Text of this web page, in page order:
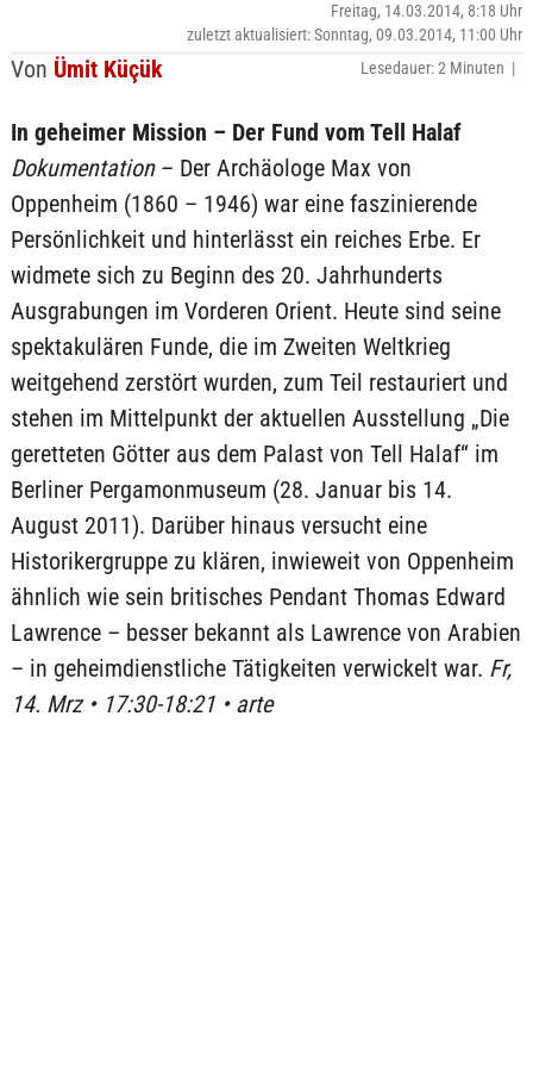
Von Ümit Küçük
Freitag, 14.03.2014, 8:18 Uhr
zuletzt aktualisiert: Sonntag, 09.03.2014, 11:00 Uhr
Lesedauer: 2 Minuten |
In geheimer Mission – Der Fund vom Tell Halaf
Dokumentation – Der Archäologe Max von
Oppenheim (1860 – 1946) war eine faszinierende
Persönlichkeit und hinterlässt ein reiches Erbe. Er
widmete sich zu Beginn des 20. Jahrhunderts
Ausgrabungen im Vorderen Orient. Heute sind seine
spektakulären Funde, die im Zweiten Weltkrieg
weitgehend zerstört wurden, zum Teil restauriert und
stehen im Mittelpunkt der aktuellen Ausstellung „Die
geretteten Götter aus dem Palast von Tell Halaf“ im
Berliner Pergamonmuseum (28. Januar bis 14.
August 2011). Darüber hinaus versucht eine
Historikergruppe zu klären, inwieweit von Oppenheim
ähnlich wie sein britisches Pendant Thomas Edward
Lawrence – besser bekannt als Lawrence von Arabien
– in geheimdienstliche Tätigkeiten verwickelt war. Fr,
14. Mrz • 17:30-18:21 • arte